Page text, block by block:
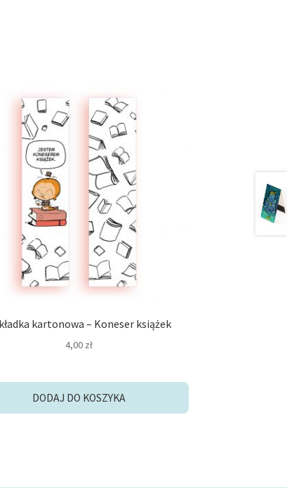
kartonowa – Koneser książek
4,00 zł
DODAJ DO KOSZYKA